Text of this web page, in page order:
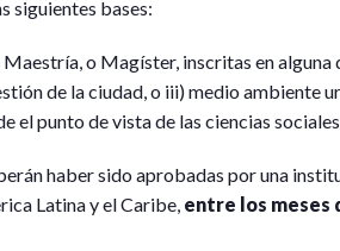
siguientes bases:
o Magíster, inscritas en alguna
de la ciudad, o iii) medio ambiente
el punto de vista de las ciencias
haber sido aprobadas por una
Latina y el Caribe, entre los meses